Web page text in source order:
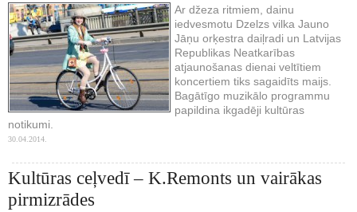
Ar džeza ritmiem, dainu
iedvesmotu Dzelzs vilka Jauno
Jāņu orķestra daiļradi un Latvijas
Republikas Neatkarības
atjaunošanas dienai veltītiem
koncertiem tiks sagaidīts maijs.
Bagātīgo muzikālo programmu
papildina ikgadēji kultūras
notikumi.
30.04.2014.
Kultūras ceļvedī – K.Remonts un vairākas
pirmizrādes